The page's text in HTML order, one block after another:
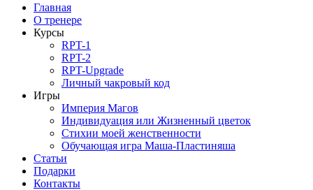
Главная
О тренере
Курсы
RPT-1
RPT-2
RPT-Upgrade
Личный чакровый код
Игры
Империя Магов
Индивидуация или Жизненный цветок
Стихии моей женственности
Обучающая игра Маша-Пластиняша
Статьи
Подарки
Контакты